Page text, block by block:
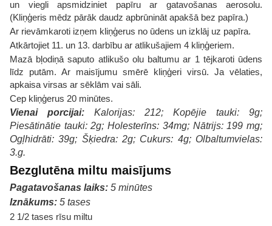
un viegli apsmidziniet papīru ar gatavošanas aerosolu.
(Kliņģeris mēdz pārāk daudz apbrūnināt apakšā bez papīra.)
Ar rievāmkaroti izņem kliņģerus no ūdens un izklāj uz papīra.
Atkārtojiet 11. un 13. darbību ar atlikušajiem 4 kliņģeriem.
Mazā bļodiņā saputo atlikušo olu baltumu ar 1 tējkaroti ūdens
līdz putām. Ar maisījumu smērē kliņģeri virsū. Ja vēlaties,
apkaisa virsas ar sēklām vai sāli.
Cep kliņģerus 20 minūtes.
Vienai porcijai: Kalorijas: 212; Kopējie tauki: 9g;
Piesātinātie tauki: 2g; Holesterīns: 34mg; Nātrijs: 199 mg;
Ogļhidrāti: 39g; Šķiedra: 2g; Cukurs: 4g; Olbaltumvielas:
3.g.
Bezglutēna miltu maisījums
Pagatavošanas laiks: 5 minūtes
Iznākums: 5 tases
2 1/2 tases rīsu miltu